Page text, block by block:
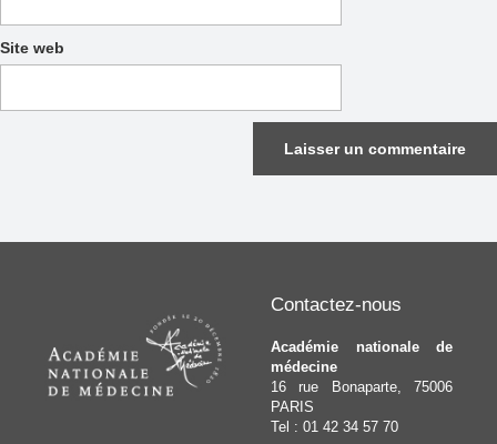
Site web
Contactez-nous
Académie nationale de
médecine
16 rue Bonaparte, 75006
PARIS
Tel : 01 42 34 57 70